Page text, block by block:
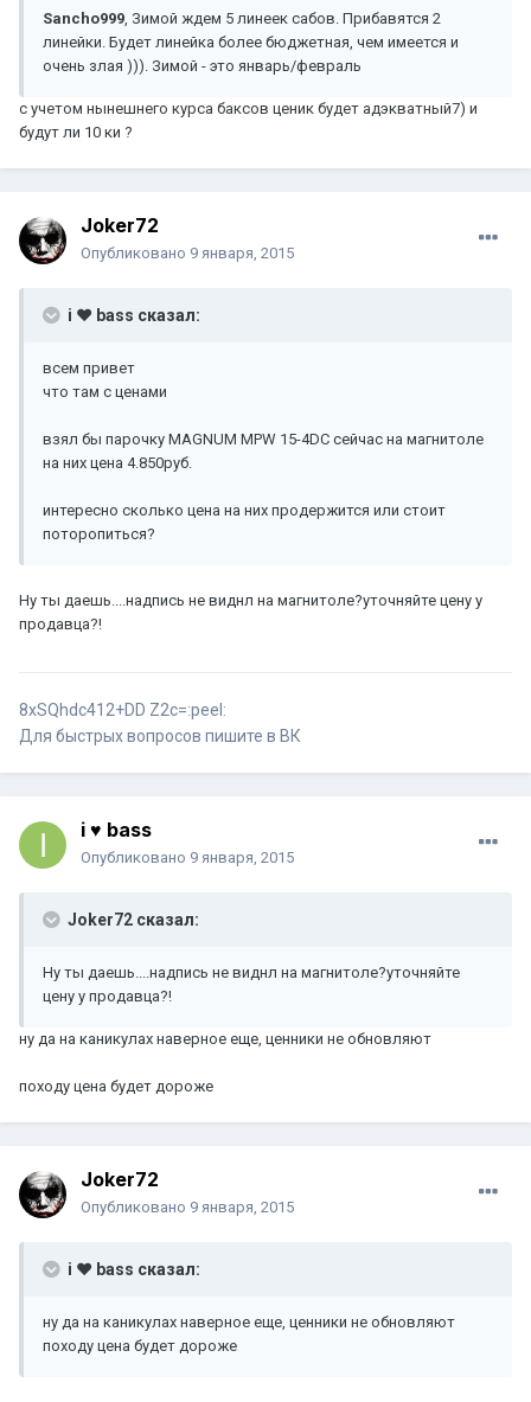
Sancho999, Зимой ждем 5 линеек сабов. Прибавятся 2
линейки. Будет линейка более бюджетная, чем имеется и
очень злая ))). Зимой - это январь/февраль
с учетом нынешнего курса баксов ценик будет адэкватный7) и
будут ли 10 ки ?
Joker72
Опубликовано 9 января, 2015
i ♥ bass сказал:
всем привет
что там с ценами
взял бы парочку MAGNUM MPW 15-4DC сейчас на магнитоле
на них цена 4.850руб.
интересно сколько цена на них продержится или стоит
поторопиться?
Ну ты даешь....надпись не виднл на магнитоле?уточняйте цену у
продавца?!
8хSQhdc412+DD Z2c=:peel:
Для быстрых вопросов пишите в ВК
i ♥ bass
Опубликовано 9 января, 2015
Joker72 сказал:
Ну ты даешь....надпись не виднл на магнитоле?уточняйте
цену у продавца?!
ну да на каникулах наверное еще, ценники не обновляют
походу цена будет дороже
Joker72
Опубликовано 9 января, 2015
i ♥ bass сказал:
ну да на каникулах наверное еще, ценники не обновляют
походу цена будет дороже